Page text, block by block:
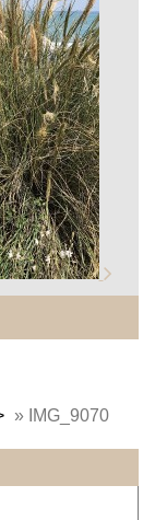
» IMG_9070